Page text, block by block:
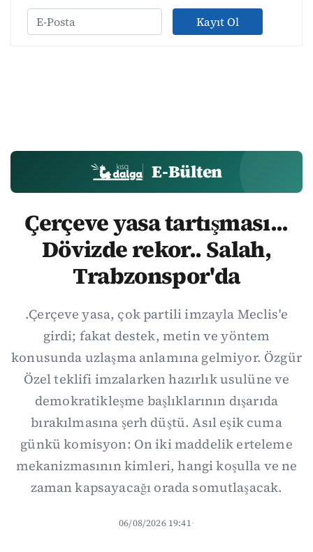
Kayıt Ol
E-Bülten
Çerçeve yasa tartışması...
Dövizde rekor.. Salah,
Trabzonspor'da
.Çerçeve yasa, çok partili imzayla Meclis'e
girdi; fakat destek, metin ve yöntem
konusunda uzlaşma anlamına gelmiyor. Özgür
Özel teklifi imzalarken hazırlık usulüne ve
demokratikleşme başlıklarının dışarıda
bırakılmasına şerh düştü. Asıl eşik cuma
günkü komisyon: On iki maddelik erteleme
mekanizmasının kimleri, hangi koşulla ve ne
zaman kapsayacağı orada somutlaşacak.
06/08/2026 19:41·